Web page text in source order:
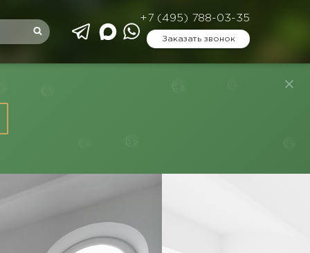
+7 (495) 788-03-35
Заказать звонок